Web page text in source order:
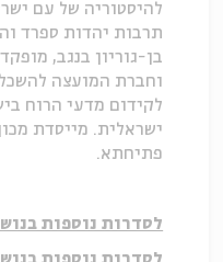
להיסטוריה של עם
תרבות יהדות ספרד
בן-גוריון בנגב,
וחברת המועצה
לקידום מדעי הרוח
ישראלית. מייסדת
פתיחתא.
לסדרות נוספות